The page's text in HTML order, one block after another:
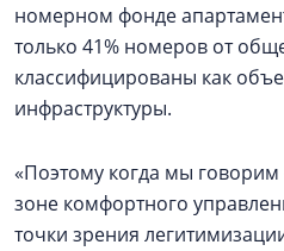
номерном фонде
только 41% номеров от
классифицированы как
инфраструктуры.
«Поэтому когда мы
зоне комфортного
точки зрения